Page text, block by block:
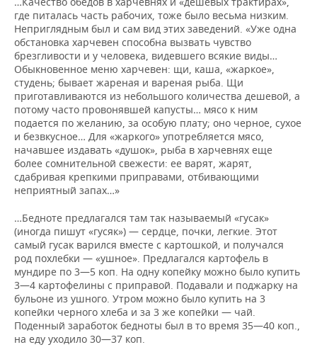
где питалась часть рабочих, тоже было весьма низким.
Неприглядным был и сам вид этих заведений. «Уже одна
обстановка харчевен способна вызвать чувство
брезгливости и у человека, видевшего всякие виды…
Обыкновенное меню харчевен: щи, каша, «жаркое»,
студень; бывает жареная и вареная рыба. Щи
приготавливаются из небольшого количества дешевой, а
потому часто провонявшей капусты… мясо к ним
подается по желанию, за особую плату; оно черное, сухое
и безвкусное… Для «жаркого» употребляется мясо,
начавшее издавать «душок», рыба в харчевнях еще
более сомнительной свежести: ее варят, жарят,
сдабривая крепкими приправами, отбивающими
неприятный запах…»
…Бедноте предлагался там так называемый «гусак»
(иногда пишут «гусяк») — сердце, почки, легкие. Этот
самый гусак варился вместе с картошкой, и получался
род похлебки — «ушное». Предлагался картофель в
мундире по 3—5 коп. На одну копейку можно было купить
3—4 картофелины с приправой. Подавали и поджарку на
бульоне из ушного. Утром можно было купить на 3
копейки черного хлеба и за 3 же копейки — чай.
Поденный заработок бедноты был в то время 35—40 коп.,
на еду уходило 30—37 коп.